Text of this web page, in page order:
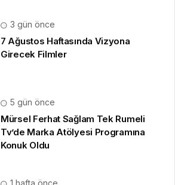
3 gün önce
7 Ağustos Haftasında Vizyona
Girecek Filmler
5 gün önce
Mürsel Ferhat Sağlam Tek Rumeli
Tv’de Marka Atölyesi Programına
Konuk Oldu